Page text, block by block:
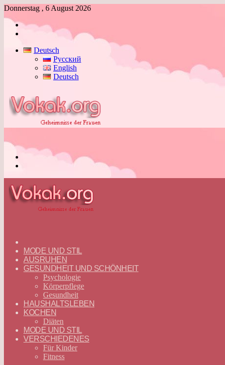
Donnerstag , 6 August 2026
Anmelden
Deutsch
Русский
English
Deutsch
—
DEUTSCH
MODE UND STIL
AUSRUHEN
GESUNDHEIT UND SCHÖNHEIT
Psychologie
Körperpflege
Gesundheit
HAUSHALTSLEBEN
KOCHEN
Diäten
MODE UND STIL
VERSCHIEDENES
Für Kinder
Fitness